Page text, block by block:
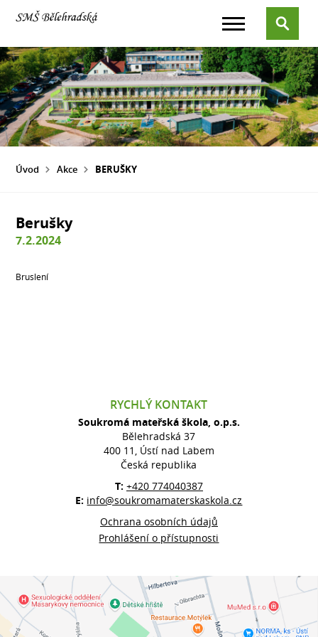
Úvod Akce BERUŠKY
Berušky
7.2.2024
Bruslení
RYCHLÝ KONTAKT
Soukromá mateřská škola, o.p.s.
Bělehradská 37
400 11, Ústí nad Labem
Česká republika
T: +420 774040387
E: info@soukromamaterskaskola.cz
Ochrana osobních údajů
Prohlášení o přístupnosti